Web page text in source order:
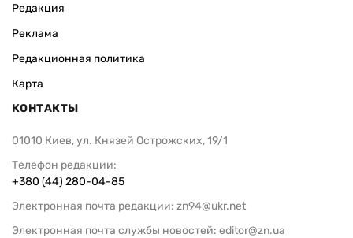
Редакция
Реклама
Редакционная политика
Карта
КОНТАКТЫ
01010 Киев, ул. Князей Острожских, 19/1
Телефон редакции:
+380 (44) 280-04-85
Электронная почта редакции: zn94@ukr.net
Электронная почта службы новостей: editor@zn.ua